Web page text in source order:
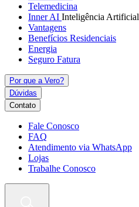
Telemedicina
Inner AI Inteligência Artificial
Vantagens
Benefícios Residenciais
Energia
Seguro Fatura
Por que a Vero?
Dúvidas
Contato
Fale Conosco
FAQ
Atendimento via WhatsApp
Lojas
Trabalhe Conosco